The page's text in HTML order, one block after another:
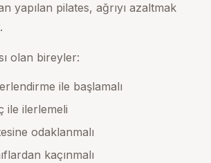
yapılan pilates, ağrıyı azaltmak
olan bireyler:
ile başlamalı
ile ilerlemeli
odaklanmalı
kaçınmalı